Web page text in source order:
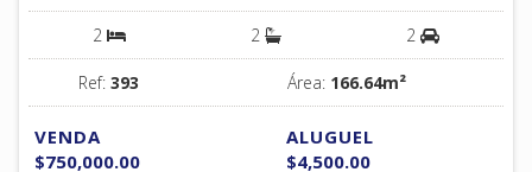
2 2 2
Ref: 393 Área: 166.64m²
VENDA
$750,000.00
ALUGUEL
$4,500.00